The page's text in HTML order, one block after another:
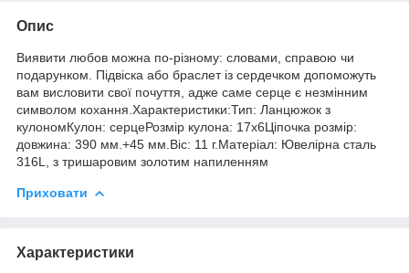
Опис
Виявити любов можна по-різному: словами, справою чи
подарунком. Підвіска або браслет із сердечком допоможуть
вам висловити свої почуття, адже саме серце є незмінним
символом кохання.Характеристики:Тип: Ланцюжок з
кулономКулон: серцеРозмір кулона: 17х6Ціпочка розмір:
довжина: 390 мм.+45 мм.Віс: 11 г.Матеріал: Ювелірна сталь
316L, з тришаровим золотим напиленням
Приховати
Характеристики